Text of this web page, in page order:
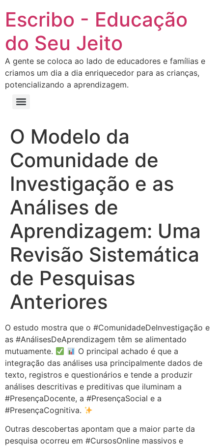
Escribo - Educação
do Seu Jeito
A gente se coloca ao lado de educadores e famílias e
criamos um dia a dia enriquecedor para as crianças,
potencializando a aprendizagem.
O Modelo da
Comunidade de
Investigação e as
Análises de
Aprendizagem: Uma
Revisão Sistemática
de Pesquisas
Anteriores
O estudo mostra que o #ComunidadeDeInvestigação e
as #AnálisesDeAprendizagem têm se alimentado
mutuamente.
O principal achado é que a
integração das análises usa principalmente dados de
texto, registros e questionários e tende a produzir
análises descritivas e preditivas que iluminam a
#PresençaDocente, a #PresençaSocial e a
#PresençaCognitiva.
Outras descobertas apontam que a maior parte da
pesquisa ocorreu em #CursosOnline massivos e